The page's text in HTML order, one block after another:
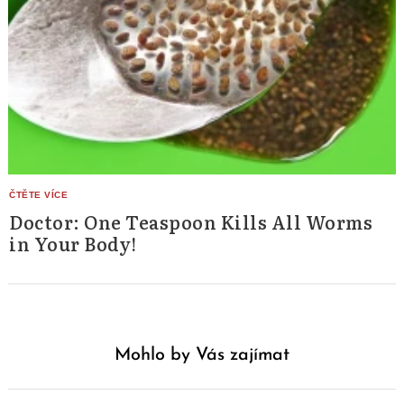
Doctor: One Teaspoon Kills All Worms
in Your Body!
Mohlo by Vás zajímat